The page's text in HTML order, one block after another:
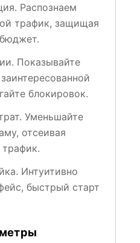
Распознаем
трафик, защищая
Показывайте
блокировок.
Уменьшайте
отсеивая
трафик.
Интуитивно
быстрый старт